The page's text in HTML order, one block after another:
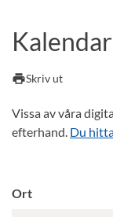
printSkriv ut
Vissa av våra
efterhand. Du
Ort